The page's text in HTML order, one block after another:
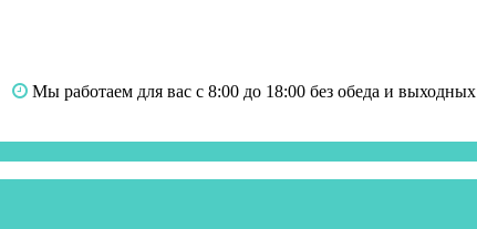
Мы работаем для вас с 8:00 до 18:00 без обеда и выходных